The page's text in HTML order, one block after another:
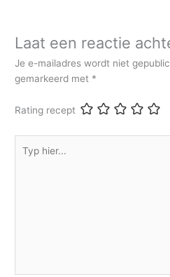
Laat een reactie
Je e-mailadres wordt niet
gemarkeerd met *
Rating recept
hier...